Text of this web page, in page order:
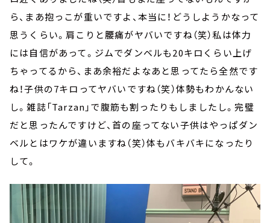
ら、まあ抱っこが重いですよ、本当に！どうしようかなって
思うくらい。肩こりと腰痛がヤバいですね（笑）私は体力
には自信があって。ジムでダンベルも20キロくらい上げ
ちゃってるから、まあ余裕だよなあと思ってたら全然です
ね！子供の7キロってヤバいですね（笑）体勢もわかんない
し。雑誌「Tarzan」で腹筋も割ったりもしましたし。完璧
だと思ったんですけど、首の座ってない子供はやっぱダン
ベルとはワケが違いますね（笑）体もバキバキになったり
して。